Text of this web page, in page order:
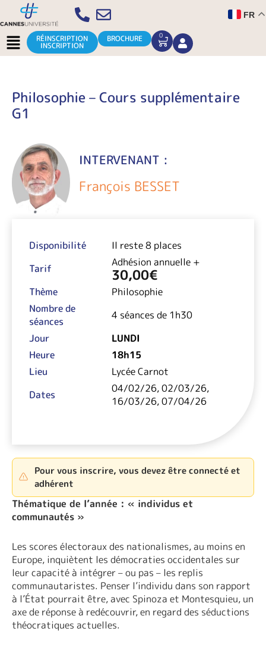
Aller
au
contenu
FR
Menu RÉINSCRIPTION
INSCRIPTION
BROCHURE 0
CART
Philosophie – Cours supplémentaire
G1
INTERVENANT :
François BESSET
Disponibilité
Il reste 8 places
Tarif
Adhésion annuelle +
30,00€
Thème
Philosophie
Nombre de
séances
4 séances de 1h30
Jour
LUNDI
Heure
18h15
Lieu
Lycée Carnot
Dates
04/02/26, 02/03/26,
16/03/26, 07/04/26
Pour vous inscrire, vous devez être connecté et
adhérent
Thématique de l’année : « individus et
communautés »
Les scores électoraux des nationalismes, au moins en
Europe, inquiètent les démocraties occidentales sur
leur capacité à intégrer – ou pas – les replis
communautaristes. Penser l’individu dans son rapport
à l’État pourrait être, avec Spinoza et Montesquieu, un
axe de réponse à redécouvrir, en regard des séductions
théocratiques actuelles.